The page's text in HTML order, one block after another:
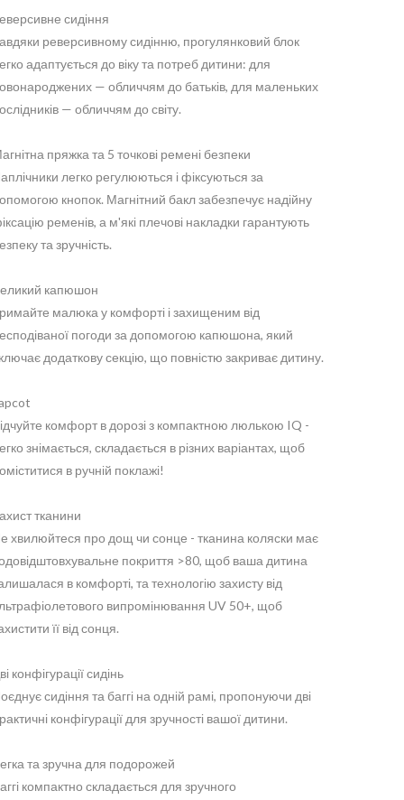
сидіння
реверсивному сидінню, прогулянковий блок
адаптується до віку та потреб дитини: для
— обличчям до батьків, для маленьких
— обличчям до світу.
пряжка та 5 точкові ремені безпеки
легко регулюються і фіксуються за
кнопок. Магнітний бакл забезпечує надійну
ременів, а м'які плечові накладки гарантують
та зручність.
капюшон
малюка у комфорті і захищеним від
погоди за допомогою капюшона, який
додаткову секцію, що повністю закриває дитину.
комфорт в дорозі з компактною люлькою IQ -
знімається, складається в різних варіантах, щоб
в ручній поклажі!
тканини
хвилюйтеся про дощ чи сонце - тканина коляски має
покриття >80, щоб ваша дитина
в комфорті, та технологію захисту від
випромінювання UV 50+, щоб
її від сонця.
конфігурації сидінь
сидіння та баггі на одній рамі, пропонуючи дві
конфігурації для зручності вашої дитини.
та зручна для подорожей
компактно складається для зручного